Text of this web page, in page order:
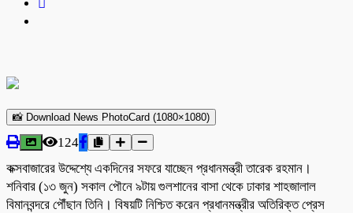
📸 Download News PhotoCard (1080×1080)
124
কক্সবাজারের উদ্দেশ্যে একদিনের সফরে যাচ্ছেন প্রধানমন্ত্রী তারেক রহমান।
শনিবার (১৩ জুন) সকাল পৌনে ৯টায় গুলশানের বাসা থেকে ঢাকার শাহজালাল
বিমানবন্দরে পৌঁছান তিনি। বিষয়টি নিশ্চিত করেন প্রধানমন্ত্রীর অতিরিক্ত প্রেস